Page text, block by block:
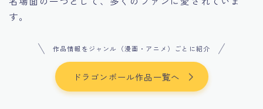
す。
作品情報をジャンル（漫画・アニメ）ごとに紹介
ドラゴンボール作品一覧へ